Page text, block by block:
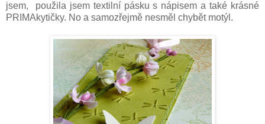
jsem, použila jsem textilní pásku s nápisem a také krásné
PRIMAkytičky. No a samozřejmě nesměl chybět motýl.